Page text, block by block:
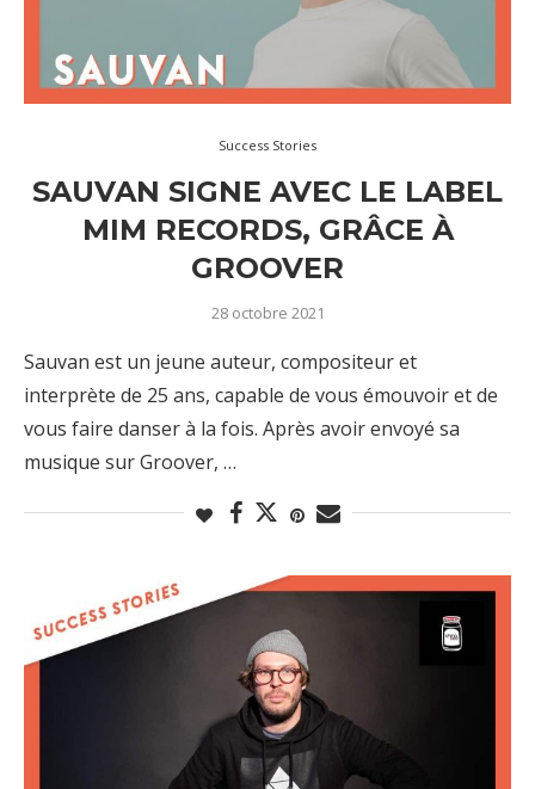
Success Stories
SAUVAN SIGNE AVEC LE LABEL
MIM RECORDS, GRÂCE À
GROOVER
28 octobre 2021
Sauvan est un jeune auteur, compositeur et
interprète de 25 ans, capable de vous émouvoir et de
vous faire danser à la fois. Après avoir envoyé sa
musique sur Groover, …